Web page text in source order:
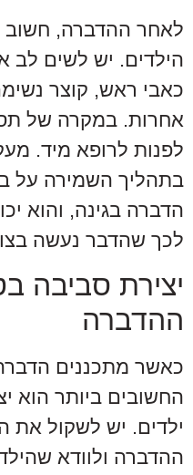
לאחר ההדברה, חשוב
הילדים. יש לשים לב
כאבי ראש, קוצר
אחרות. במקרה של
לפנות לרופא מיד.
בתהליך השמירה על
הדברה בגינה, והוא
לכך שהדבר נעשה
יצירת סביבה
ההדברה
כאשר מתכננים
החשובים ביותר הוא
ילדים. יש לשקול
ההדברה ולוודא